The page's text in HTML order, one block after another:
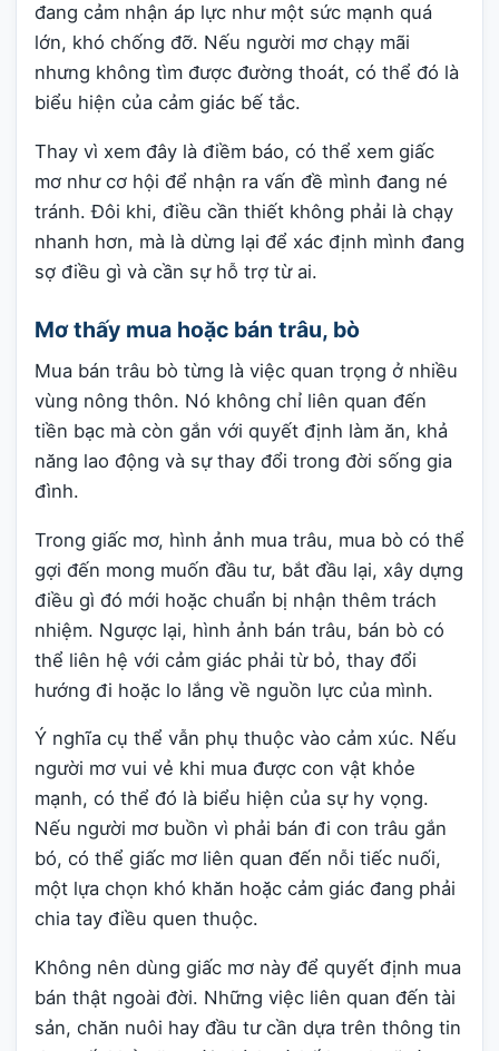
đang cảm nhận áp lực như một sức mạnh quá
lớn, khó chống đỡ. Nếu người mơ chạy mãi
nhưng không tìm được đường thoát, có thể đó là
biểu hiện của cảm giác bế tắc.
Thay vì xem đây là điềm báo, có thể xem giấc
mơ như cơ hội để nhận ra vấn đề mình đang né
tránh. Đôi khi, điều cần thiết không phải là chạy
nhanh hơn, mà là dừng lại để xác định mình đang
sợ điều gì và cần sự hỗ trợ từ ai.
Mơ thấy mua hoặc bán trâu, bò
Mua bán trâu bò từng là việc quan trọng ở nhiều
vùng nông thôn. Nó không chỉ liên quan đến
tiền bạc mà còn gắn với quyết định làm ăn, khả
năng lao động và sự thay đổi trong đời sống gia
đình.
Trong giấc mơ, hình ảnh mua trâu, mua bò có thể
gợi đến mong muốn đầu tư, bắt đầu lại, xây dựng
điều gì đó mới hoặc chuẩn bị nhận thêm trách
nhiệm. Ngược lại, hình ảnh bán trâu, bán bò có
thể liên hệ với cảm giác phải từ bỏ, thay đổi
hướng đi hoặc lo lắng về nguồn lực của mình.
Ý nghĩa cụ thể vẫn phụ thuộc vào cảm xúc. Nếu
người mơ vui vẻ khi mua được con vật khỏe
mạnh, có thể đó là biểu hiện của sự hy vọng.
Nếu người mơ buồn vì phải bán đi con trâu gắn
bó, có thể giấc mơ liên quan đến nỗi tiếc nuối,
một lựa chọn khó khăn hoặc cảm giác đang phải
chia tay điều quen thuộc.
Không nên dùng giấc mơ này để quyết định mua
bán thật ngoài đời. Những việc liên quan đến tài
sản, chăn nuôi hay đầu tư cần dựa trên thông tin